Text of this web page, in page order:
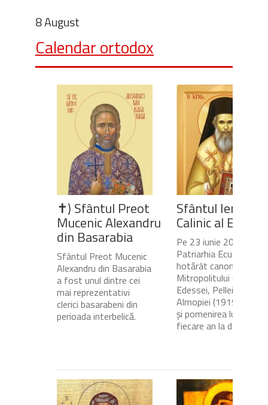
8 August
Calendar ortodox
✝) Sfântul Preot
Mucenic Alexandru
din Basarabia
Sfântul Preot Mucenic
Alexandru din Basarabia
a fost unul dintre cei
mai reprezentativi
clerici basarabeni din
perioada interbelică.
Sfântul Ierarh
Calinic al
Pe 23 iunie 2020,
Patriarhia Ecumenică a
hotărât canonizarea
Mitropolitului Calinic al
Edessei, Pellei și
Almopiei (1919-1984)
și pomenirea lui în
fiecare an la data de...